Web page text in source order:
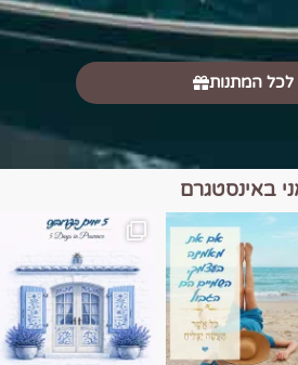
לכל המתנות
באינסטגרם